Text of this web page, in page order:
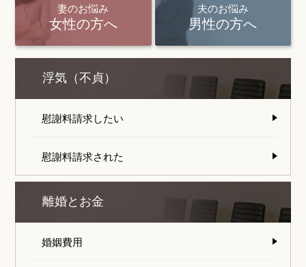
妻のお悩み
女性の方へ
夫のお悩み
男性の方へ
浮気（不貞）
慰謝料請求したい
慰謝料請求された
離婚とお金
婚姻費用